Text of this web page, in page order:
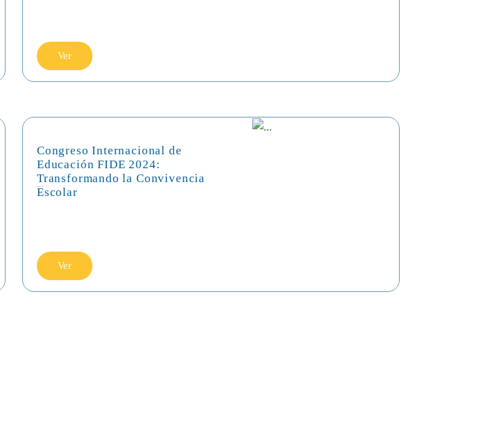
Ver
Congreso Internacional de
Educación FIDE 2024:
Transformando la Convivencia
Escolar
...
Ver